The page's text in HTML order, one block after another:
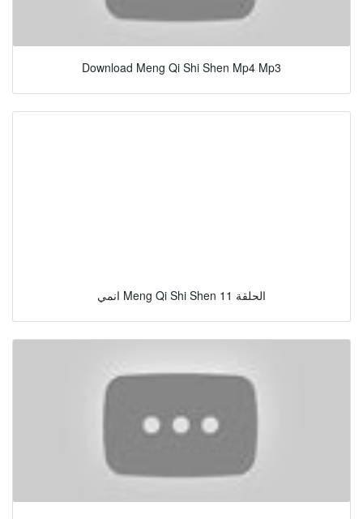
Download Meng Qi Shi Shen Mp4 Mp3
انمي Meng Qi Shi Shen الحلقة 11